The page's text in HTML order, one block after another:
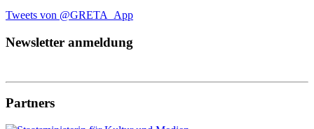
Tweets von @GRETA_App
Newsletter anmeldung
Partners